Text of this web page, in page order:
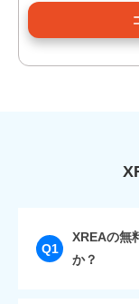
Q1
XREAの無
か？